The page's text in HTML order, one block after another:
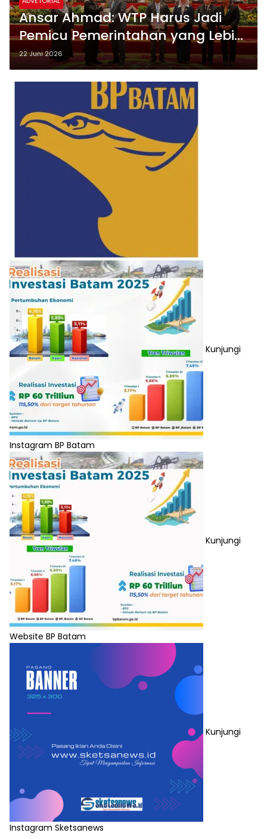
Ansar Ahmad: WTP Harus Jadi
Pemicu Pemerintahan yang Lebih
Bersih dan Efektif
22 Juni 2026
Kunjungi
Instagram BP Batam
Kunjungi
Website BP Batam
Kunjungi
Instagram Sketsanews